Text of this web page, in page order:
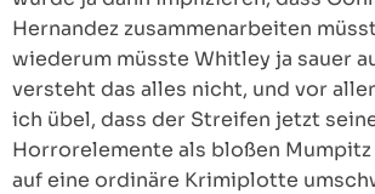
Hernandez zusammenarbeiten
wiederum müsste Whitley ja sauer
versteht das alles nicht, und vor
ich übel, dass der Streifen jetzt
Horrorelemente als bloßen
auf eine ordinäre Krimiplotte